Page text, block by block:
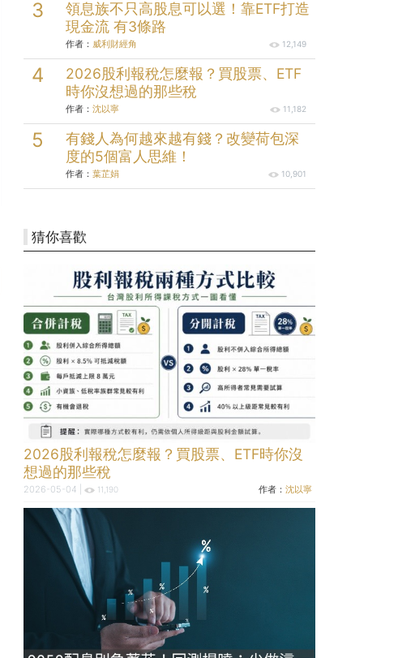
領息族不只高股息可以選！靠ETF打造
現金流 有3條路
作者： 威利財經角 12,149
2026股利報稅怎麼報？買股票、ETF
時你沒想過的那些稅
作者： 沈以寧 11,182
有錢人為何越來越有錢？改變荷包深
度的5個富人思維！
作者： 葉芷娟 10,901
猜你喜歡
2026股利報稅怎麼報？買股票、ETF時你沒
想過的那些稅
2026-05-04 | 11,190 作者：沈以寧